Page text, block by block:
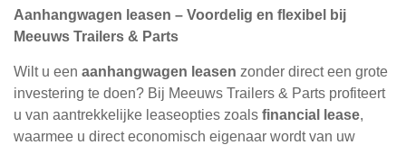
Aanhangwagen leasen – Voordelig en flexibel bij
Meeuws Trailers & Parts
Wilt u een aanhangwagen leasen zonder direct een grote
investering te doen? Bij Meeuws Trailers & Parts profiteert
u van aantrekkelijke leaseopties zoals financial lease,
waarmee u direct economisch eigenaar wordt van uw